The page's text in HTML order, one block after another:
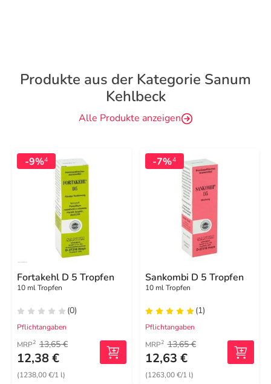
Produkte aus der Kategorie Sanum
Kehlbeck
Alle Produkte anzeigen
-9%4
Fortakehl D 5 Tropfen
10 ml Tropfen
(0)
Pflichtangaben
MRP2 13,65 €
12,38 €
(1238,00 €/1 l)
-7%4
Sankombi D 5 Tropfen
10 ml Tropfen
(1)
Pflichtangaben
MRP2 13,65 €
12,63 €
(1263,00 €/1 l)